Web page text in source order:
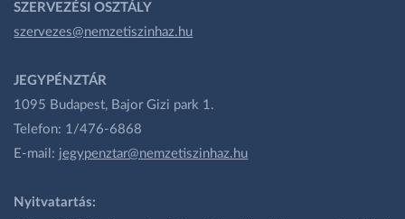
SZERVEZÉSI OSZTÁLY
szervezes@nemzetiszinhaz.hu
JEGYPÉNZTÁR
1095 Budapest, Bajor Gizi park 1.
Telefon: 1/476-6868
E-mail: jegypenztar@nemzetiszinhaz.hu
Nyitvatartás: